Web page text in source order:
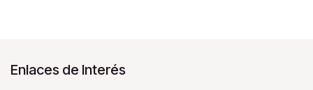
Enlaces de Interés